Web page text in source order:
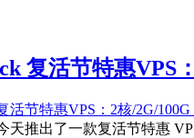
复活节特惠VPS
天推出了一款复活节特惠